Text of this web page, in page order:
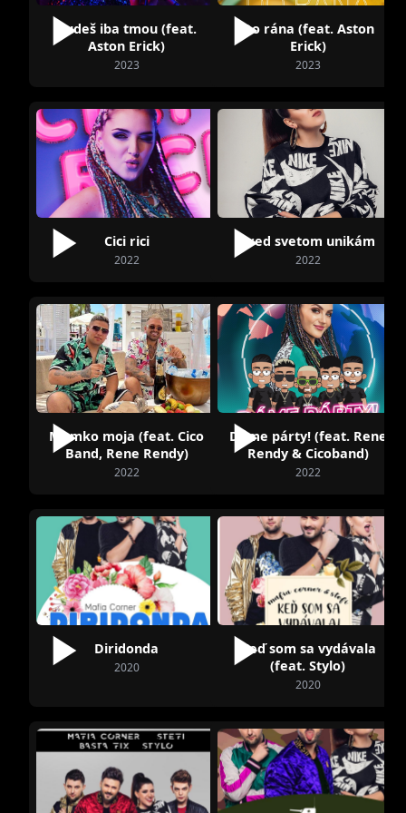
Budeš iba tmou (feat.
Aston Erick)
2023
Do rána (feat. Aston
Erick)
2023
Cici rici
2022
Pred svetom unikám
2022
Mamko moja (feat. Cico
Band, Rene Rendy)
2022
Dáme párty! (feat. Rene
Rendy & Cicoband)
2022
Diridonda
2020
Keď som sa vydávala
(feat. Stylo)
2020